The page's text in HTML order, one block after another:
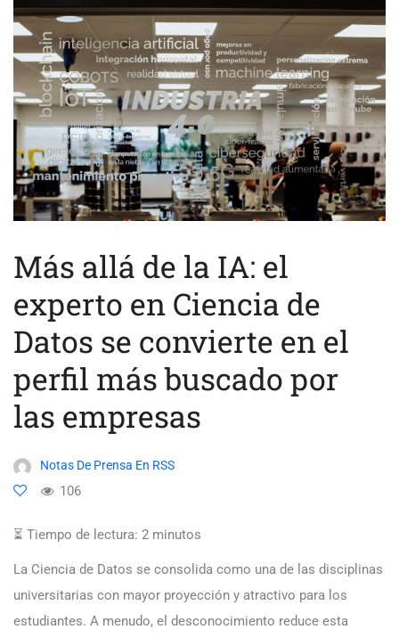
Más allá de la IA: el
experto en Ciencia de
Datos se convierte en el
perfil más buscado por
las empresas
Notas De Prensa En RSS
106
⏳ Tiempo de lectura: 2 minutos
La Ciencia de Datos se consolida como una de las disciplinas
universitarias con mayor proyección y atractivo para los
estudiantes. A menudo, el desconocimiento reduce esta